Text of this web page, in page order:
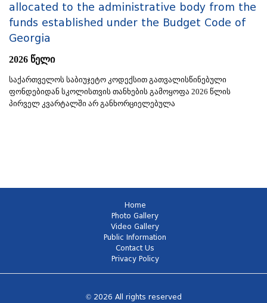
allocated to the administrative body from the
funds established under the Budget Code of
Georgia
2026 წელი
საქართველოს საბიუჯეტო კოდექსით გათვალისწინებული
ფონდებიდან სკოლისთვის თანხების გამოყოფა 2026 წლის
პირველ კვარტალში არ განხორციელებულა
Home
Photo Gallery
Video Gallery
Public Information
Contact Us
Privacy Policy
© 2026 All rights reserved